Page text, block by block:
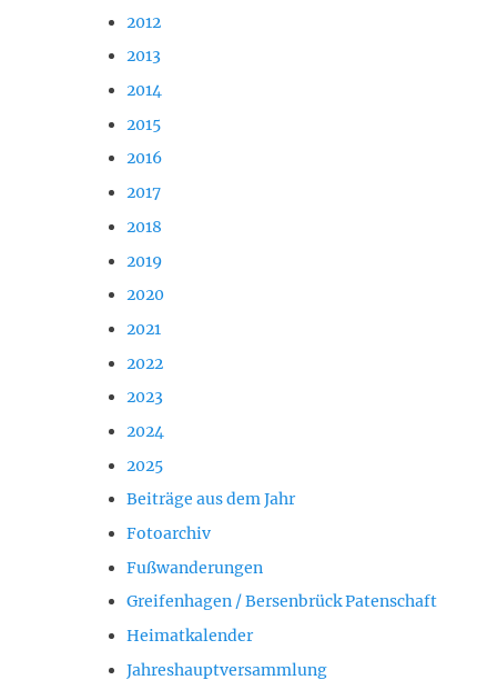
2012
2013
2014
2015
2016
2017
2018
2019
2020
2021
2022
2023
2024
2025
Beiträge aus dem Jahr
Fotoarchiv
Fußwanderungen
Greifenhagen / Bersenbrück Patenschaft
Heimatkalender
Jahreshauptversammlung